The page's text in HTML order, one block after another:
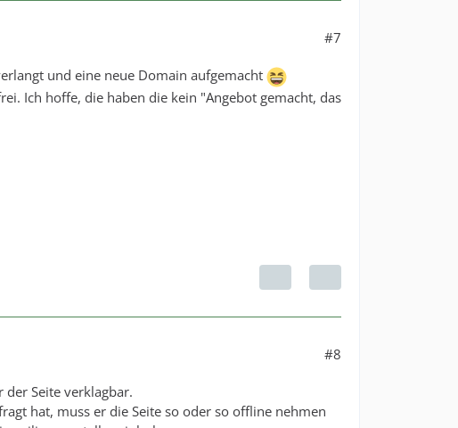
#7
und eine neue Domain aufgemacht
Ich hoffe, die haben die kein "Angebot gemacht, das
#8
der Seite verklagbar.
hat, muss er die Seite so oder so offline nehmen